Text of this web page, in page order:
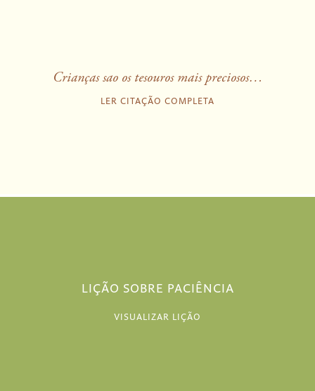
Crianças sao os tesouros mais preciosos…
LER CITAÇÃO COMPLETA
LIÇÃO SOBRE PACIÊNCIA
VISUALIZAR LIÇÃO